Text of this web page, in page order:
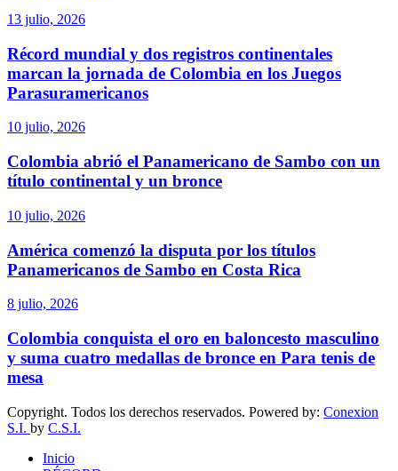
13 julio, 2026
Récord mundial y dos registros continentales
marcan la jornada de Colombia en los Juegos
Parasuramericanos
10 julio, 2026
Colombia abrió el Panamericano de Sambo con un
título continental y un bronce
10 julio, 2026
América comenzó la disputa por los títulos
Panamericanos de Sambo en Costa Rica
8 julio, 2026
Colombia conquista el oro en baloncesto masculino
y suma cuatro medallas de bronce en Para tenis de
mesa
Copyright. Todos los derechos reservados. Powered by: Conexion
S.I. by C.S.I.
Inicio